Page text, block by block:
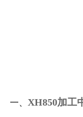
一、 XH850加工